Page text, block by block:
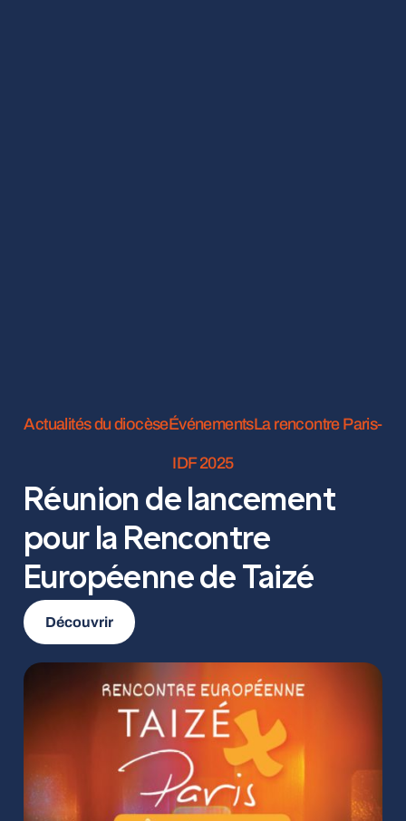
Actualités du diocèseÉvénementsLa rencontre Paris-
IDF 2025
Réunion de lancement
pour la Rencontre
Européenne de Taizé
Découvrir